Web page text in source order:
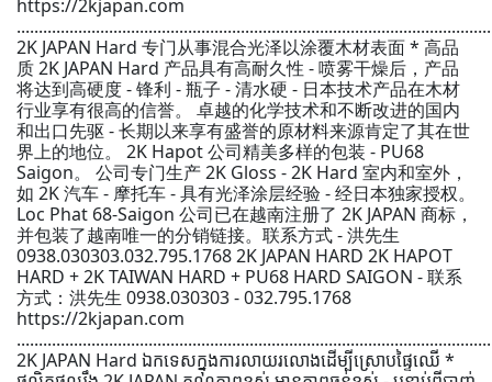
https://2kjapan.com
2K JAPAN Hard 专门从事混合光泽以涂覆木材表面 * 高品
质 2K JAPAN Hard 产品具有高耐久性 - 喷雾干燥后，产品
将达到高硬度 - 锋利 - 瓶子 - 清水硬 - 日本技术产品在木材
行业享有很高的信誉。 卓越的化学技术和不断改进的国内
和出口先驱 - 长期以来享有盛誉的原材料来源肯定了其在世
界上的地位。 2K Hapot 公司精美多样的包装 - PU68
Saigon。 公司专门生产 2K Gloss - 2K Hard 室内和室外，
如 2K 汽车 - 摩托车 - 具有光泽涂层经验 - 经日本独家授权。
Loc Phat 68-Saigon 公司已在越南注册了 2K JAPAN 商标，
并包装了越南唯一的分销链接。联系方式 - 洪先生
0938.030303.032.795.1768 2K JAPAN HARD 2K HAPOT
HARD + 2K TAIWAN HARD + PU68 HARD SAIGON - 联系
方式：洪先生 0938.030303 - 032.795.1768
https://2kjapan.com
2K JAPAN Hard ឯកទេសក្នុងការលាយរលោងដើម្បីស្រោបផ្ទៃឈើ *